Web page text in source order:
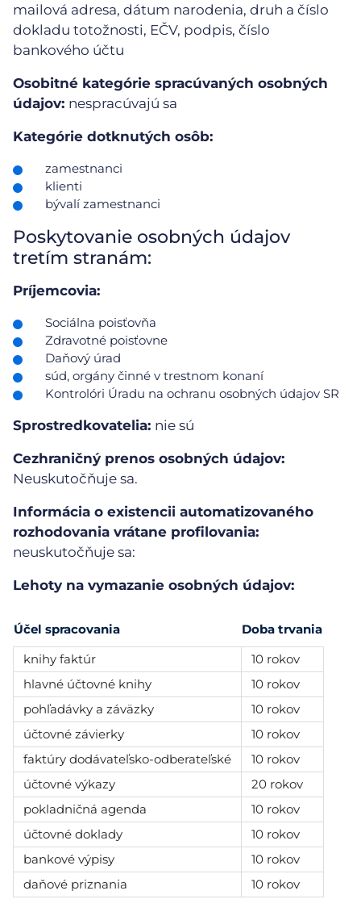
mailová adresa, dátum narodenia, druh a číslo
dokladu totožnosti, EČV, podpis, číslo
bankového účtu
Osobitné kategórie spracúvaných osobných
údajov: nespracúvajú sa
Kategórie dotknutých osôb:
zamestnanci
klienti
bývalí zamestnanci
Poskytovanie osobných údajov
tretím stranám:
Príjemcovia:
Sociálna poisťovňa
Zdravotné poisťovne
Daňový úrad
súd, orgány činné v trestnom konaní
Kontrolóri Úradu na ochranu osobných údajov SR
Sprostredkovatelia: nie sú
Cezhraničný prenos osobných údajov:
Neuskutočňuje sa.
Informácia o existencii automatizovaného
rozhodovania vrátane profilovania:
neuskutočňuje sa:
Lehoty na vymazanie osobných údajov:
Účel spracovania
Doba trvania
knihy faktúr
10 rokov
hlavné účtovné knihy
10 rokov
pohľadávky a záväzky
10 rokov
účtovné závierky
10 rokov
faktúry dodávateľsko-odberateľské
10 rokov
účtovné výkazy
20 rokov
pokladničná agenda
10 rokov
účtovné doklady
10 rokov
bankové výpisy
10 rokov
daňové priznania
10 rokov